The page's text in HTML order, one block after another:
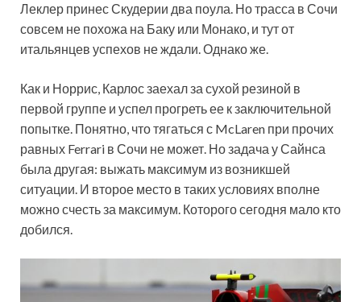
Леклер принес Скудерии два поула. Но трасса в Сочи
совсем не похожа на Баку или Монако, и тут от
итальянцев успехов не ждали. Однако же.
Как и Норрис, Карлос заехал за сухой резиной в
первой группе и успел прогреть ее к заключительной
попытке. Понятно, что тягаться с McLaren при прочих
равных Ferrari в Сочи не может. Но задача у Сайнса
была другая: выжать максимум из возникшей
ситуации. И второе место в таких условиях вполне
можно счесть за максимум. Которого сегодня мало кто
добился.